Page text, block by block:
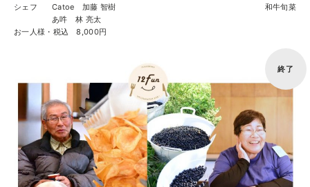
シェフ
Catoe 加藤 智樹 和牛旬菜
あ吽 林 亮太
お一人様・税込
8,000円
終了